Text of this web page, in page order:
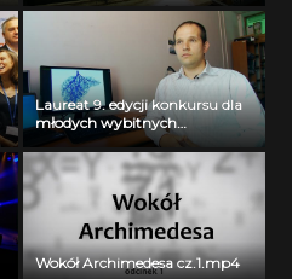
Laureat 9. edycji konkursu dla
młodych wybitnych
naukowców- dr inż. Krzysztof
Jurczuk
Wokół Archimedesa cz.1.mp4